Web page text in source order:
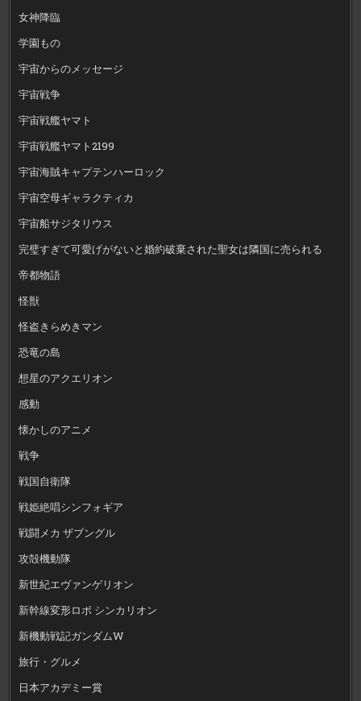
女神降臨
学園もの
宇宙からのメッセージ
宇宙戦争
宇宙戦艦ヤマト
宇宙戦艦ヤマト2199
宇宙海賊キャプテンハーロック
宇宙空母ギャラクティカ
宇宙船サジタリウス
完璧すぎて可愛げがないと婚約破棄された聖女は隣国に売られる
帝都物語
怪獣
怪盗きらめきマン
恐竜の島
想星のアクエリオン
感動
懐かしのアニメ
戦争
戦国自衛隊
戦姫絶唱シンフォギア
戦闘メカ ザブングル
攻殻機動隊
新世紀エヴァンゲリオン
新幹線変形ロボ シンカリオン
新機動戦記ガンダムW
旅行・グルメ
日本アカデミー賞